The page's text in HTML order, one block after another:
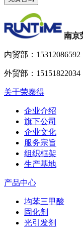
南京
内贸部： 15312086592
外贸部： 15151822034
关于荣泰得
企业介绍
旗下公司
企业文化
服务宗旨
组织框架
生产基地
产品中心
均苯三甲酸
固化剂
光引发剂